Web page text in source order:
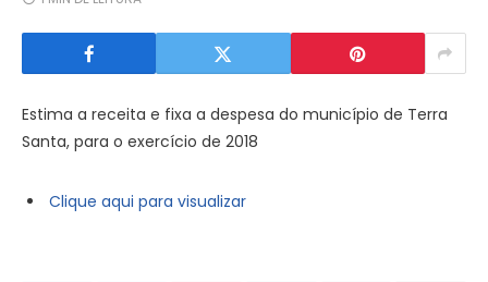
Estima a receita e fixa a despesa do município de Terra
Santa, para o exercício de 2018
Clique aqui para visualizar